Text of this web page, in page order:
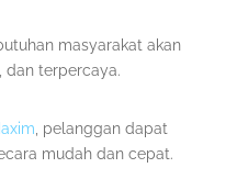
masyarakat akan
dan terpercaya.
, pelanggan dapat
mudah dan cepat.